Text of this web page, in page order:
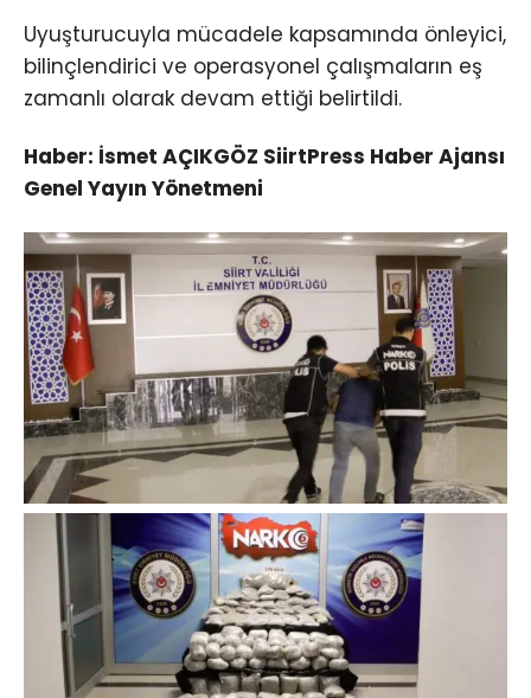
Uyuşturucuyla mücadele kapsamında önleyici,
bilinçlendirici ve operasyonel çalışmaların eş
zamanlı olarak devam ettiği belirtildi.
Haber: İsmet AÇIKGÖZ SiirtPress Haber Ajansı
Genel Yayın Yönetmeni